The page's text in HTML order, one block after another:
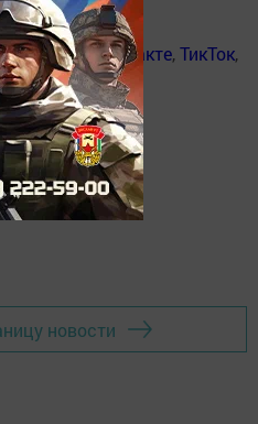
Телеграм,ВКонтакте,ТикТок,
,Яндекс.Дзен
новости